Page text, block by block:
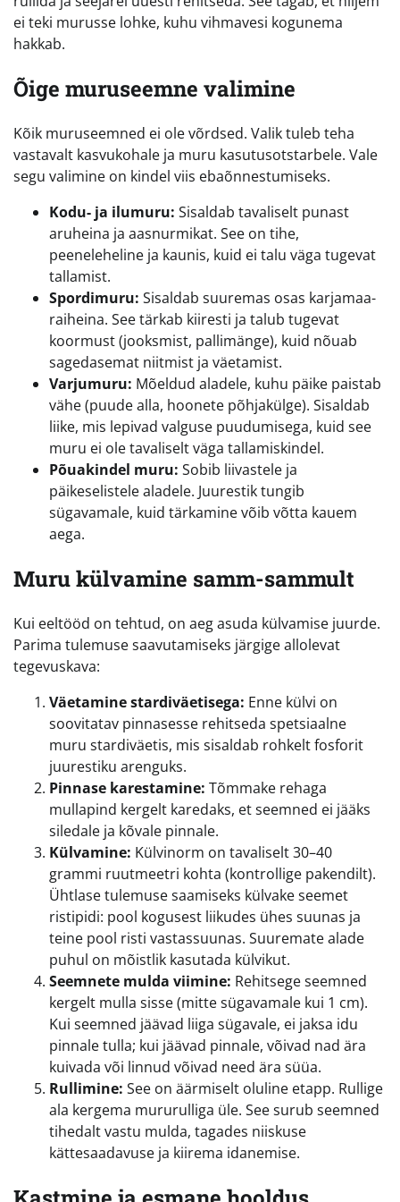
ei teki murusse lohke, kuhu vihmavesi kogunema
hakkab.
Õige muruseemne valimine
Kõik muruseemned ei ole võrdsed. Valik tuleb teha
vastavalt kasvukohale ja muru kasutusotstarbele. Vale
segu valimine on kindel viis ebaõnnestumiseks.
Kodu- ja ilumuru: Sisaldab tavaliselt punast
aruheina ja aasnurmikat. See on tihe,
peeneleheline ja kaunis, kuid ei talu väga tugevat
tallamist.
Spordimuru: Sisaldab suuremas osas karjamaa-
raiheina. See tärkab kiiresti ja talub tugevat
koormust (jooksmist, pallimänge), kuid nõuab
sagedasemat niitmist ja väetamist.
Varjumuru: Mõeldud aladele, kuhu päike paistab
vähe (puude alla, hoonete põhjakülge). Sisaldab
liike, mis lepivad valguse puudumisega, kuid see
muru ei ole tavaliselt väga tallamiskindel.
Põuakindel muru: Sobib liivastele ja
päikeselistele aladele. Juurestik tungib
sügavamale, kuid tärkamine võib võtta kauem
aega.
Muru külvamine samm-sammult
Kui eeltööd on tehtud, on aeg asuda külvamise juurde.
Parima tulemuse saavutamiseks järgige allolevat
tegevuskava:
Väetamine stardiväetisega: Enne külvi on
soovitatav pinnasesse rehitseda spetsiaalne
muru stardiväetis, mis sisaldab rohkelt fosforit
juurestiku arenguks.
Pinnase karestamine: Tõmmake rehaga
mullapind kergelt karedaks, et seemned ei jääks
siledale ja kõvale pinnale.
Külvamine: Külvinorm on tavaliselt 30–40
grammi ruutmeetri kohta (kontrollige pakendilt).
Ühtlase tulemuse saamiseks külvake seemet
ristipidi: pool kogusest liikudes ühes suunas ja
teine pool risti vastassuunas. Suuremate alade
puhul on mõistlik kasutada külvikut.
Seemnete mulda viimine: Rehitsege seemned
kergelt mulla sisse (mitte sügavamale kui 1 cm).
Kui seemned jäävad liiga sügavale, ei jaksa idu
pinnale tulla; kui jäävad pinnale, võivad nad ära
kuivada või linnud võivad need ära süüa.
Rullimine: See on äärmiselt oluline etapp. Rullige
ala kergema mururulliga üle. See surub seemned
tihedalt vastu mulda, tagades niiskuse
kättesaadavuse ja kiirema idanemise.